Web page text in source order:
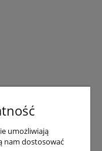
umożliwiają
nam dostosować